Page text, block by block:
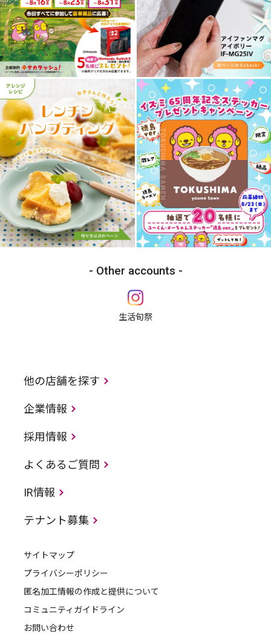
Other accounts
生活旬祭
他の店舗を探す
企業情報
採用情報
よくあるご質問
IR情報
テナント募集
サイトマップ
プライバシーポリシー
匿名加工情報の作成と提供について
コミュニティガイドライン
お問い合わせ